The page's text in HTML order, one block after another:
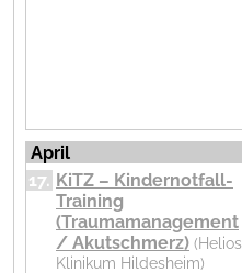
April
17. KiTZ – Kindernotfall-
Training
(Traumamanagement
/ Akutschmerz) (Helios
Klinikum Hildesheim)